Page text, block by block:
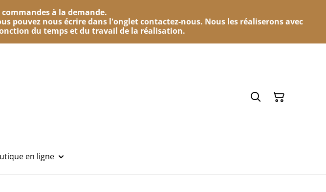
à la demande.
pouvez nous écrire dans l'onglet contactez-nous. Nous les réaliserons avec
du temps et du travail de la réalisation.
en ligne